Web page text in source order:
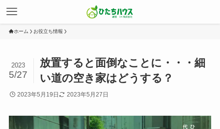
ホーム お役立ち情報
放置すると面倒なことに・・・細
い道の空き家はどうする？
2023
5/27
2023年5月19日 2023年5月27日